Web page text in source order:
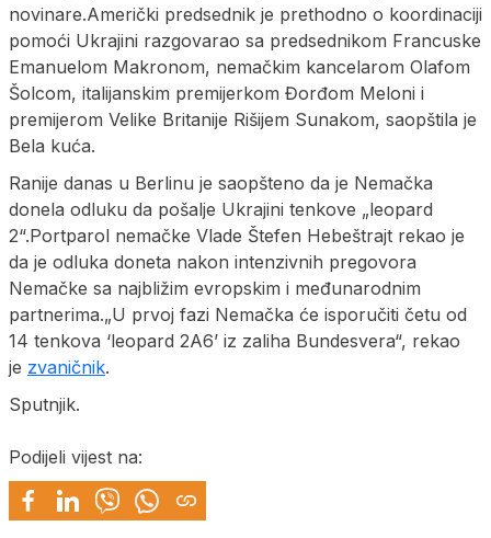
novinare.Američki predsednik je prethodno o koordinaciji
pomoći Ukrajini razgovarao sa predsednikom Francuske
Emanuelom Makronom, nemačkim kancelarom Olafom
Šolcom, italijanskim premijerkom Đorđom Meloni i
premijerom Velike Britanije Rišijem Sunakom, saopštila je
Bela kuća.
Ranije danas u Berlinu je saopšteno da je Nemačka
donela odluku da pošalje Ukrajini tenkove „leopard
2“.Portparol nemačke Vlade Štefen Hebeštrajt rekao je
da je odluka doneta nakon intenzivnih pregovora
Nemačke sa najbližim evropskim i međunarodnim
partnerima.„U prvoj fazi Nemačka će isporučiti četu od
14 tenkova ‘leopard 2A6’ iz zaliha Bundesvera“, rekao
je zvaničnik.
Sputnjik.
Podijeli vijest na: